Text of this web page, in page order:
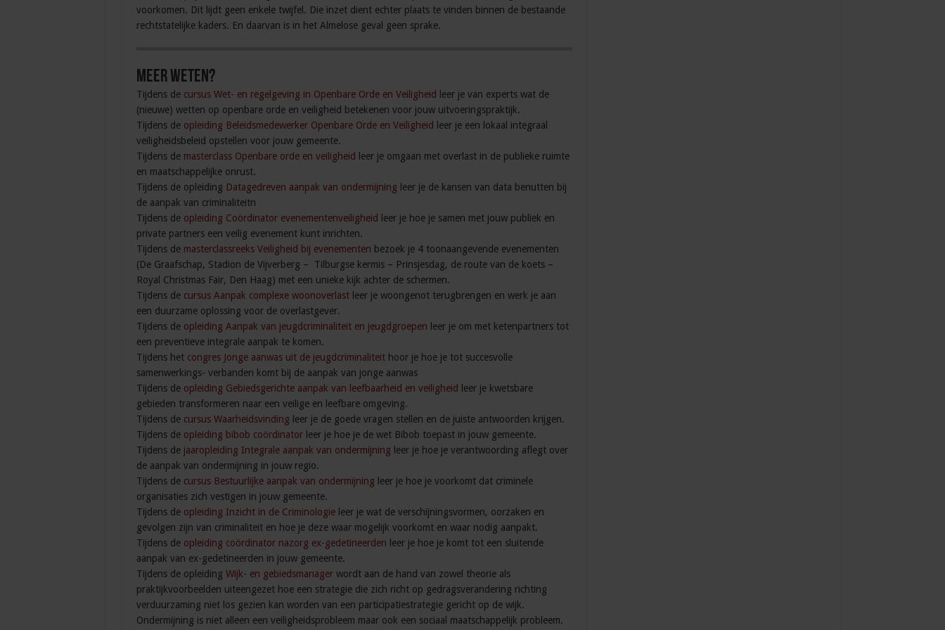
voorkomen. Dit lijdt geen enkele twijfel. Die inzet dient echter plaats te vinden binnen de bestaande
rechtstatelijke kaders. En daarvan is in het Almelose geval geen sprake.
Meer weten?
Tijdens de cursus Wet- en regelgeving in Openbare Orde en Veiligheid leer je van experts wat de
(nieuwe) wetten op openbare orde en veiligheid betekenen voor jouw uitvoeringspraktijk.
Tijdens de opleiding Beleidsmedewerker Openbare Orde en Veiligheid leer je een lokaal integraal
veiligheidsbeleid opstellen voor jouw gemeente.
Tijdens de masterclass Openbare orde en veiligheid leer je omgaan met overlast in de publieke ruimte
en maatschappelijke onrust.
Tijdens de opleiding Datagedreven aanpak van ondermijning leer je de kansen van data benutten bij
de aanpak van criminaliteitn
Tijdens de opleiding Coördinator evenementenveiligheid leer je hoe je samen met jouw publiek en
private partners een veilig evenement kunt inrichten.
Tijdens de masterclassreeks Veiligheid bij evenementen bezoek je 4 toonaangevende evenementen
(De Graafschap, Stadion de Vijverberg – Tilburgse kermis – Prinsjesdag, de route van de koets –
Royal Christmas Fair, Den Haag) met een unieke kijk achter de schermen.
Tijdens de cursus Aanpak complexe woonoverlastleer je woongenot terugbrengen en werk je aan
een duurzame oplossing voor de overlastgever.
Tijdens de opleiding Aanpak van jeugdcriminaliteit en jeugdgroepen leer je om met ketenpartners tot
een preventieve integrale aanpak te komen.
Tijdens het congres Jonge aanwas uit de jeugdcriminaliteithoor je hoe je tot succesvolle
samenwerkings- verbanden komt bij de aanpak van jonge aanwas
Tijdens de opleiding Gebiedsgerichte aanpak van leefbaarheid en veiligheid leer je kwetsbare
gebieden transformeren naar een veilige en leefbare omgeving.
Tijdens de cursus Waarheidsvinding leer je de goede vragen stellen en de juiste antwoorden krijgen.
Tijdens de opleiding bibob coördinatorleer je hoe je de wet Bibob toepast in jouw gemeente.
Tijdens de jaaropleiding Integrale aanpak van ondermijning leer je hoe je verantwoording aflegt over
de aanpak van ondermijning in jouw regio.
Tijdens de cursus Bestuurlijke aanpak van ondermijning leer je hoe je voorkomt dat criminele
organisaties zich vestigen in jouw gemeente.
Tijdens de opleiding Inzicht in de Criminologieleer je wat de verschijningsvormen, oorzaken en
gevolgen zijn van criminaliteit en hoe je deze waar mogelijk voorkomt en waar nodig aanpakt.
Tijdens de opleiding coördinator nazorg ex-gedetineerden leer je hoe je komt tot een sluitende
aanpak van ex-gedetineerden in jouw gemeente.
Tijdens de opleiding Wijk- en gebiedsmanagerwordt aan de hand van zowel theorie als
praktijkvoorbeelden uiteengezet hoe een strategie die zich richt op gedragsverandering richting
verduurzaming niet los gezien kan worden van een participatiestrategie gericht op de wijk.
Ondermijning is niet alleen een veiligheidsprobleem maar ook een sociaal maatschappelijk probleem.